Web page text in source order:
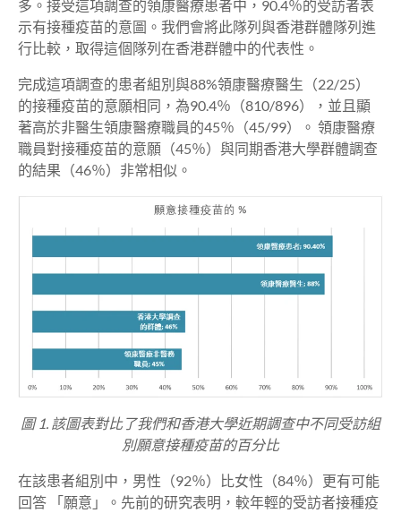
多。接受這項調查的領康醫療患者中，90.4％的受訪者表
示有接種疫苗的意圖。我們會將此隊列與香港群體隊列進
行比較，取得這個隊列在香港群體中的代表性。
完成這項調查的患者組別與88%領康醫療醫生（22/25）
的接種疫苗的意願相同，為90.4％（810/896），並且顯
著高於非醫生領康醫療職員的45％（45/99）。 領康醫療
職員對接種疫苗的意願（45％）與同期香港大學群體調查
的結果（46％）非常相似。
圖 1. 該圖表對比了我們和香港大學近期調查中不同受訪組
別願意接種疫苗的百分比
在該患者組別中，男性（92％）比女性（84％）更有可能
回答 「願意」
。先前的研究表明，較年輕的受訪者接種疫